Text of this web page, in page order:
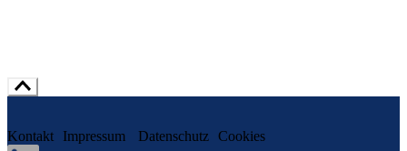
Kontakt Impressum Datenschutz Cookies